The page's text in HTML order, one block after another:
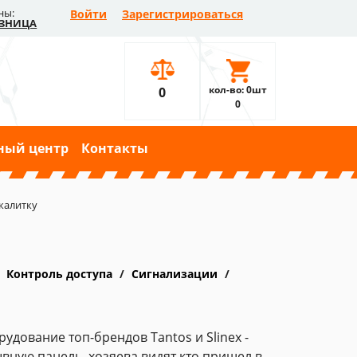
Войти Зарегистрироваться
0
кол-во: 0шт
0
центр Контакты
Контроль доступа Сигнализации
топ-брендов Tantos и Slinex -